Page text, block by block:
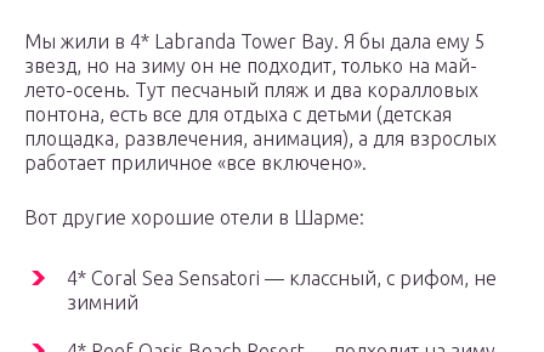
Мы жили в 4* Labranda Tower Bay. Я бы дала ему 5
звезд, но на зиму он не подходит, только на май-
лето-осень. Тут песчаный пляж и два коралловых
понтона, есть все для отдыха с детьми (детская
площадка, развлечения, анимация), а для взрослых
работает приличное «все включено».
Вот другие хорошие отели в Шарме:
4* Coral Sea Sensatori — классный, с рифом, не
зимний